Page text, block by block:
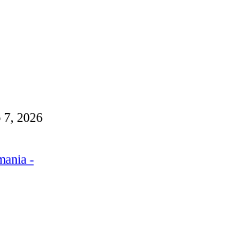
7, 2026
-